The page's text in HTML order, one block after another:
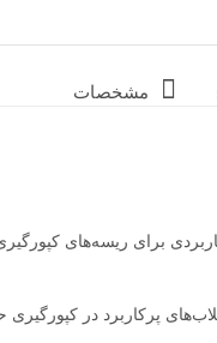
مشخصات
سایز ۴ یکی از قلاب‌های